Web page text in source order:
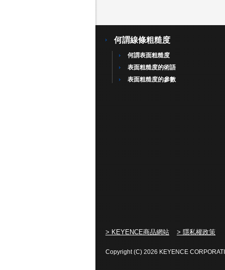
何謂線條粗糙度
何謂表面粗糙度
表面粗糙度的術語
表面粗糙度的參數
> KEYENCE商品網站 > 隱私權政策
Copyright (C) 2026 KEYENCE